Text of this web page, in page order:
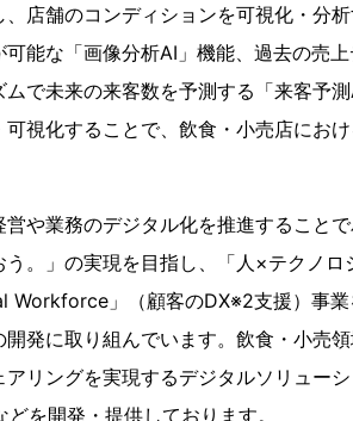
店舗のコンディションを可視化・分
能な「画像分析AI」機能、過去の売
で未来の来客数を予測する「来客予
視化することで、飲食・小売店にお
や業務のデジタル化を推進すること
。」の実現を目指し、「人×テクノ
Workforce」（顧客のDX※2支援）事
発に取り組んでいます。飲食・小売
リングを実現するデジタルソリュー
どを開発・提供しております。